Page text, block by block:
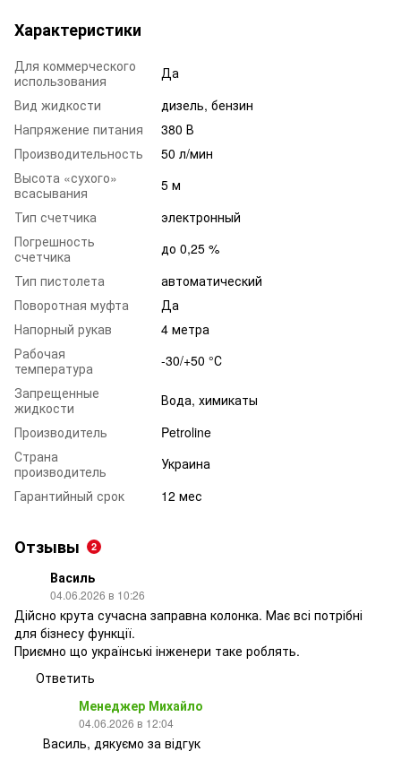
Характеристики
Для коммерческого
использования
Да
Вид жидкости
дизель, бензин
Напряжение питания
380 В
Производительность
50 л/мин
Высота «сухого»
всасывания
5 м
Тип счетчика
электронный
Погрешность
счетчика
до 0,25 %
Тип пистолета
автоматический
Поворотная муфта
Да
Напорный рукав
4 метра
Рабочая
температура
-30/+50 °С
Запрещенные
жидкости
Вода, химикаты
Производитель
Petroline
Страна
производитель
Украина
Гарантийный срок
12 мес
Отзывы 2
Василь
04.06.2026 в 10:26
Дійсно крута сучасна заправна колонка. Має всі потрібні
для бізнесу функції.
Приємно що українські інженери таке роблять.
Ответить
Менеджер Михайло
04.06.2026 в 12:04
Василь, дякуємо за відгук